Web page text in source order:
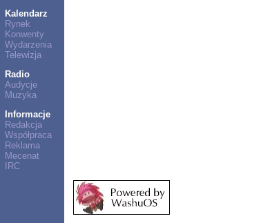
Kalendarz
Rynek
Konwenty
Wydarzenia
Telewizja
Radio
Audycje
Muzyka
Informacje
Redakcja
Współpraca
Reklama
Mecenat
IRC